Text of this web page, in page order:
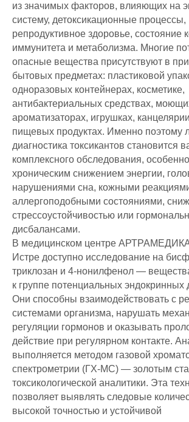
из значимых факторов, влияющих на
систему, детоксикационные процессы,
репродуктивное здоровье, состояние
иммунитета и метаболизма. Многие
опасные вещества присутствуют в
бытовых предметах: пластиковой
одноразовых контейнерах, косметике,
антибактериальных средствах,
ароматизаторах, игрушках,
пищевых продуктах. Именно поэтому
диагностика токсикантов становится
комплексного обследования,
хроническим снижением энергии,
нарушениями сна, кожными
аллергоподобными состояниями,
стрессоустойчивостью или
дисбалансами.
В медицинском центре
Истре доступно исследование на
триклозан и 4-нонилфенол —
к группе потенциальных эндокринных
Они способны взаимодействовать с
системами организма, нарушать
регуляции гормонов и оказывать
действие при регулярном контакте.
выполняется методом газовой
спектрометрии (ГХ-МС) — золотым
токсикологической аналитики. Эта
позволяет выявлять следовые
высокой точностью и устойчивой